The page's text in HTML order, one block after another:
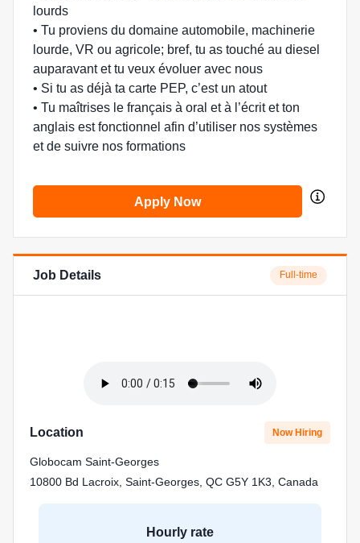
lourds
• Tu proviens du domaine automobile, machinerie
lourde, VR ou agricole; bref, tu as touché au diesel
auparavant et tu veux évoluer avec nous
• Si tu as déjà ta carte PEP, c’est un atout
• Tu maîtrises le français à oral et à l’écrit et ton
anglais est fonctionnel afin d’utiliser nos systèmes
et de suivre nos formations
Apply Now
Job Details Full-time
Location Now Hiring
Globocam Saint-Georges
10800 Bd Lacroix, Saint-Georges, QC G5Y 1K3, Canada
Hourly rate